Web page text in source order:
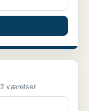
Andelsbolig til salg i 9480 Løkken 2 værelser